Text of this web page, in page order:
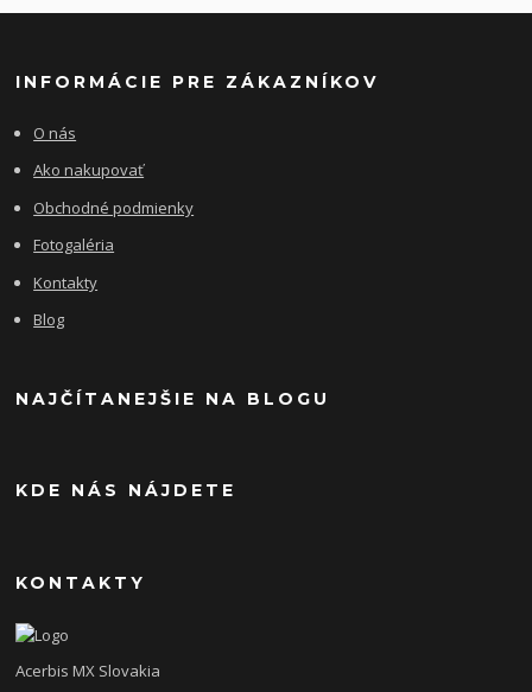
INFORMÁCIE PRE ZÁKAZNÍKOV
O nás
Ako nakupovať
Obchodné podmienky
Fotogaléria
Kontakty
Blog
NAJČÍTANEJŠIE NA BLOGU
KDE NÁS NÁJDETE
KONTAKTY
Acerbis MX Slovakia